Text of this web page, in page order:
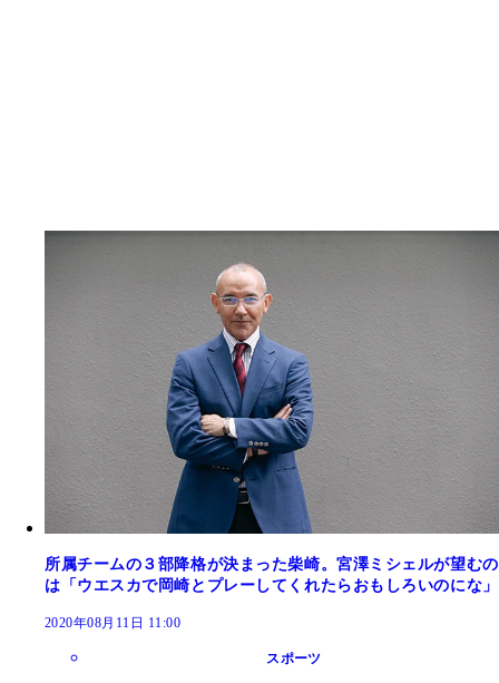
所属チームの３部降格が決まった柴崎。宮澤ミシェルが望むの
は「ウエスカで岡崎とプレーしてくれたらおもしろいのにな」
2020年08月11日 11:00
スポーツ